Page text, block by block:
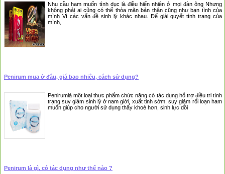
Nhu cầu ham muốn tình dục là điều hiển nhiên ở mọi đàn ông Nhưng
không phải ai cũng có thể thỏa mãn bản thân cũng như bạn tình của
mình Vì các vấn đề sinh lý khác nhau. Để giải quyết tình trạng của
mình,
Penirum mua ở đâu, giá bao nhiêu, cách sử dụng?
Penirumlà một loại thực phẩm chức năng có tác dụng hỗ trợ điều trị tình
trạng suy giảm sinh lý ở nam giới, xuất tinh sớm, suy giảm rối loạn ham
muốn giúp cho người sử dụng thấy khoẻ hơn, sinh lực dồi
Penirum là gì, có tác dụng như thế nào ?